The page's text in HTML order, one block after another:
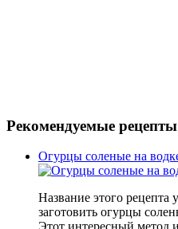
Рекомендуемые
Огурцы соленые на
Название этого
заготовить огурцы